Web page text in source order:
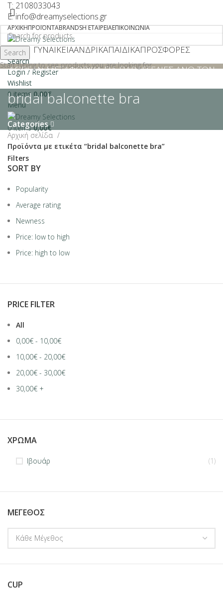
T: 2108033043
E: info@dreamyselections.gr
ΑΡΧΙΚΉΠΡΟΪΌΝΤΑBRANDSΗ ΕΤΑΙΡΕΊΑΕΠΙΚΟΙΝΩΝΊΑ
ΓΥΝΑΙΚΕΊΑΑΝΔΡΙΚΆΠΑΙΔΙΚΆΠΡΟΣΦΟΡΕΣ
Search
Login / Register
Wishlist
0items 0,00€
Menu
0items 0,00€
ΔΩΡΕΑΝ ΜΕΤΑΦΟΡΙΚΑ ΓΙΑ ΠΑΡΑΓΓΕΛΙΕΣ ΑΝΩ ΤΩΝ
bridal balconette bra
Categories
Αρχική σελίδα
Προϊόντα με ετικέτα “bridal balconette bra”
Filters
SORT BY
Popularity
Average rating
Newness
Price: low to high
Price: high to low
PRICE FILTER
All
0,00€ - 10,00€
10,00€ - 20,00€
20,00€ - 30,00€
30,00€ +
ΧΡΏΜΑ
Ιβουάρ (1)
ΜΈΓΕΘΟΣ
CUP
Search
Start typing to see products you are looking for.